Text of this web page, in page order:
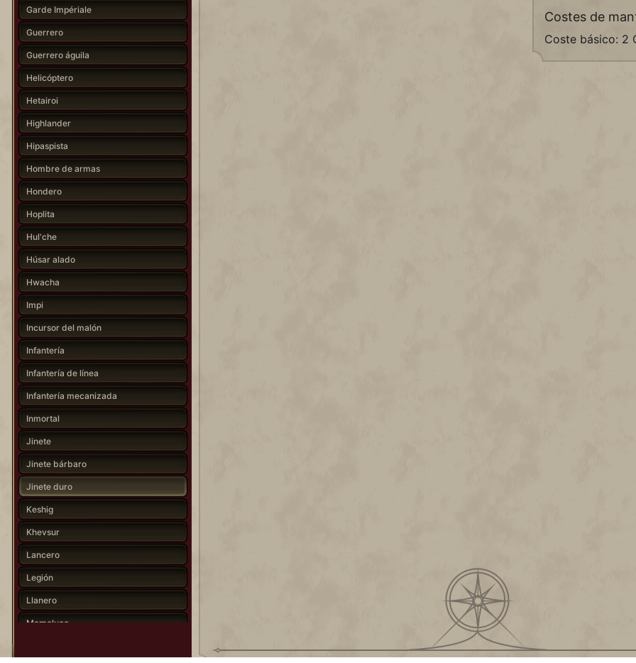
Garde Impériale
Guerrero
Guerrero águila
Helicóptero
Hetairoi
Highlander
Hipaspista
Hombre de armas
Hondero
Hoplita
Hul'che
Húsar alado
Hwacha
Impi
Incursor del malón
Infantería
Infantería de línea
Infantería mecanizada
Inmortal
Jinete
Jinete bárbaro
Jinete duro
Keshig
Khevsur
Lancero
Legión
Llanero
Mameluco
Costes de
Coste básico: 2